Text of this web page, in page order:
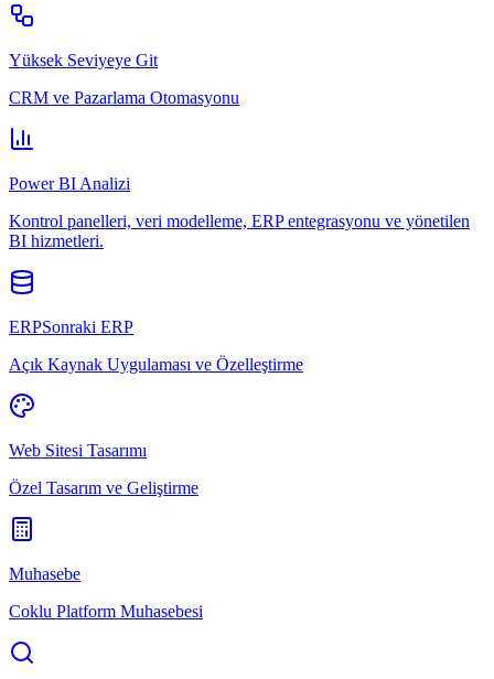
Yüksek Seviyeye Git
CRM ve Pazarlama Otomasyonu
Power BI Analizi
Kontrol panelleri, veri modelleme, ERP entegrasyonu ve yönetilen
BI hizmetleri.
ERPSonraki ERP
Açık Kaynak Uygulaması ve Özelleştirme
Web Sitesi Tasarımı
Özel Tasarım ve Geliştirme
Muhasebe
Coklu Platform Muhasebesi